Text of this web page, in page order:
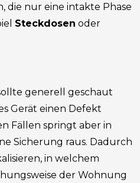
die nur eine intakte Phase
Steckdosen oder
generell geschaut
Gerät einen Defekt
Fällen springt aber in
Sicherung raus. Dadurch
in welchem
der Wohnung